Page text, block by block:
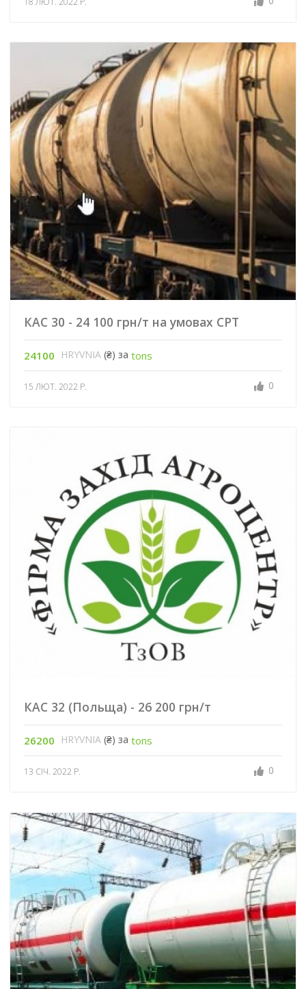
КАС 30 - 24 100 грн/т на умовах CPT
24100 HRYVNIA(₴) за tons
15 ЛЮТ. 2022 Р. 0
КАС 32 (Польща) - 26 200 грн/т
26200 HRYVNIA(₴) за tons
13 СІЧ. 2022 Р. 0